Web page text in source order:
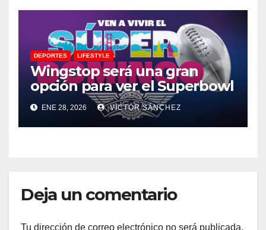
DEPORTES LIFESTYLE
Wingstop será una gran
opción para ver el Superbowl
ENE 28, 2026 VICTOR SÁNCHEZ
Deja un comentario
Tu dirección de correo electrónico no será publicada.